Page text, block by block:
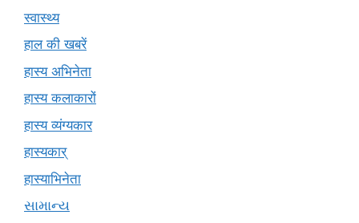
स्वास्थ्य
हाल की खबरें
हास्य अभिनेता
हास्य कलाकारों
हास्य व्यंग्यकार
हास्यकार्
हास्याभिनेता
સામાન્ય